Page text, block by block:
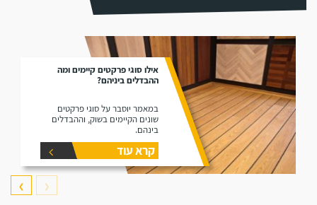
אילו סוגי פרקטים קיימים ומה
ההבדלים ביניהם?
במאמר יוסבר על סוגי פרקטים
שונים הקיימים בשוק, וההבדלים
בינהם.
קרא עוד
❮
❯